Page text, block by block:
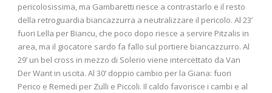
pericolosissima, ma Gambaretti riesce a contrastarlo e il resto
della retroguardia biancazzurra a neutralizzare il pericolo. Al 23’
fuori Lella per Biancu, che poco dopo riesce a servire Pitzalis in
area, ma il giocatore sardo fa fallo sul portiere biancazzurro. Al
29’ un bel cross in mezzo di Solerio viene intercettato da Van
Der Want in uscita. Al 30’ doppio cambio per la Giana: fuori
Perico e Remedi per Zulli e Piccoli. Il caldo favorisce i cambi e al